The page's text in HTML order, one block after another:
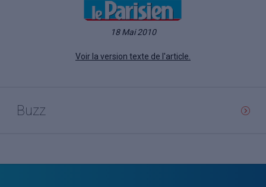
18 Mai 2010
Voir la version texte de l'article.
Buzz